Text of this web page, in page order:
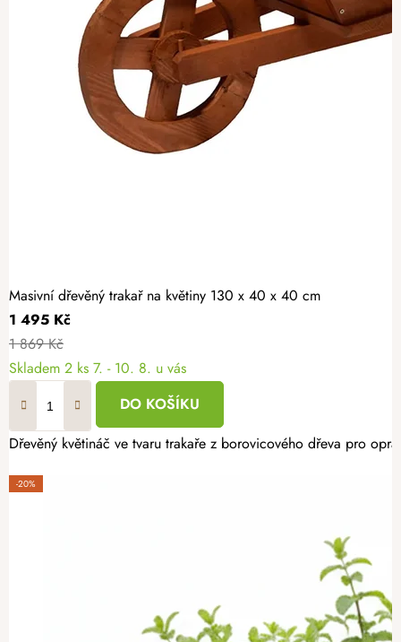
Masivní dřevěný trakař na květiny 130 x 40 x 40 cm
1 495 Kč
1 869 Kč
Skladem 2 ks 7. - 10. 8. u vás
DO KOŠÍKU
Dřevěný květináč ve tvaru trakaře z borovicového dřeva pro
-20%